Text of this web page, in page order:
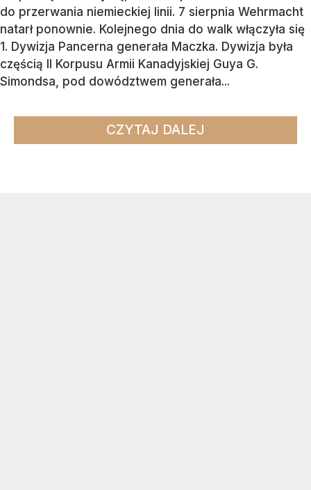
do przerwania niemieckiej linii. 7 sierpnia Wehrmacht
natarł ponownie. Kolejnego dnia do walk włączyła się
1. Dywizja Pancerna generała Maczka. Dywizja była
częścią II Korpusu Armii Kanadyjskiej Guya G.
Simondsa, pod dowództwem generała...
CZYTAJ DALEJ